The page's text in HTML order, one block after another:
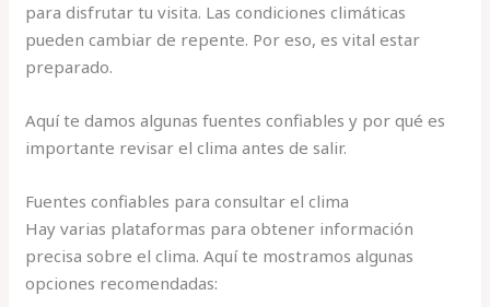
para disfrutar tu visita. Las condiciones climáticas
pueden cambiar de repente. Por eso, es vital estar
preparado.
Aquí te damos algunas fuentes confiables y por qué es
importante revisar el clima antes de salir.
Fuentes confiables para consultar el clima
Hay varias plataformas para obtener información
precisa sobre el clima. Aquí te mostramos algunas
opciones recomendadas: